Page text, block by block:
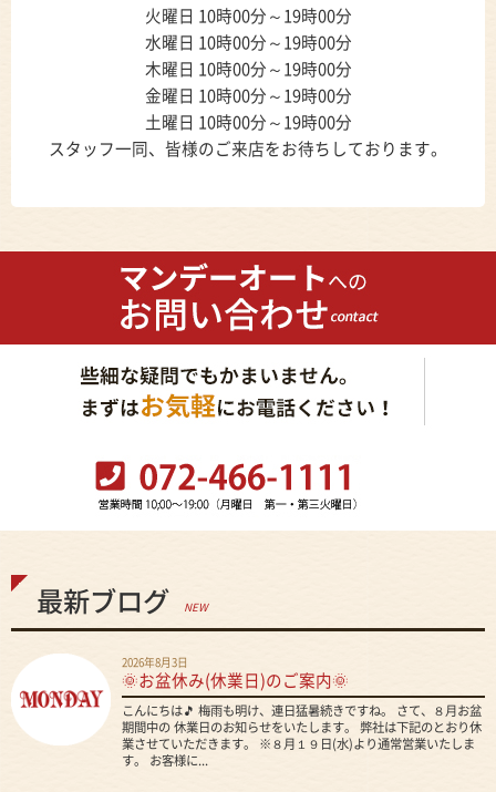
火曜日 10時00分～19時00分
水曜日 10時00分～19時00分
木曜日 10時00分～19時00分
金曜日 10時00分～19時00分
土曜日 10時00分～19時00分
スタッフ一同、皆様のご来店をお待ちしております。
最新ブログ NEW
2026年8月3日
🌞お盆休み(休業日)のご案内🌞
こんにちは🎵 梅雨も明け、連日猛暑続きですね。 さて、８月お盆
期間中の 休業日のお知らせをいたします。 弊社は下記のとおり休
業させていただきます。 ※８月１９日(水)より通常営業いたしま
す。 お客様に...